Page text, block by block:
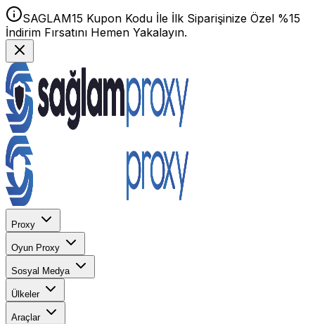
SAGLAM15 Kupon Kodu İle İlk Siparişinize Özel %15
İndirim Fırsatını Hemen Yakalayın.
Proxy
Oyun Proxy
Sosyal Medya
Ülkeler
Araçlar